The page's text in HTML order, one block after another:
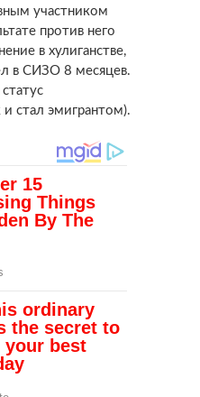
участником
против него
в хулиганстве,
в СИЗО 8 месяцев.
стал эмигрантом).